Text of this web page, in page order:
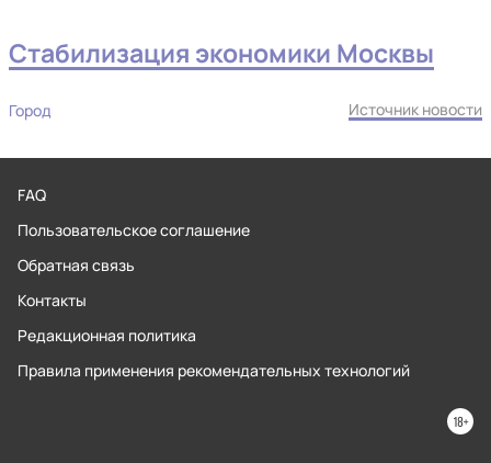
Стабилизация экономики Москвы
Город Источник новости
FAQ
Пользовательское соглашение
Обратная связь
Контакты
Редакционная политика
Правила применения рекомендательных технологий